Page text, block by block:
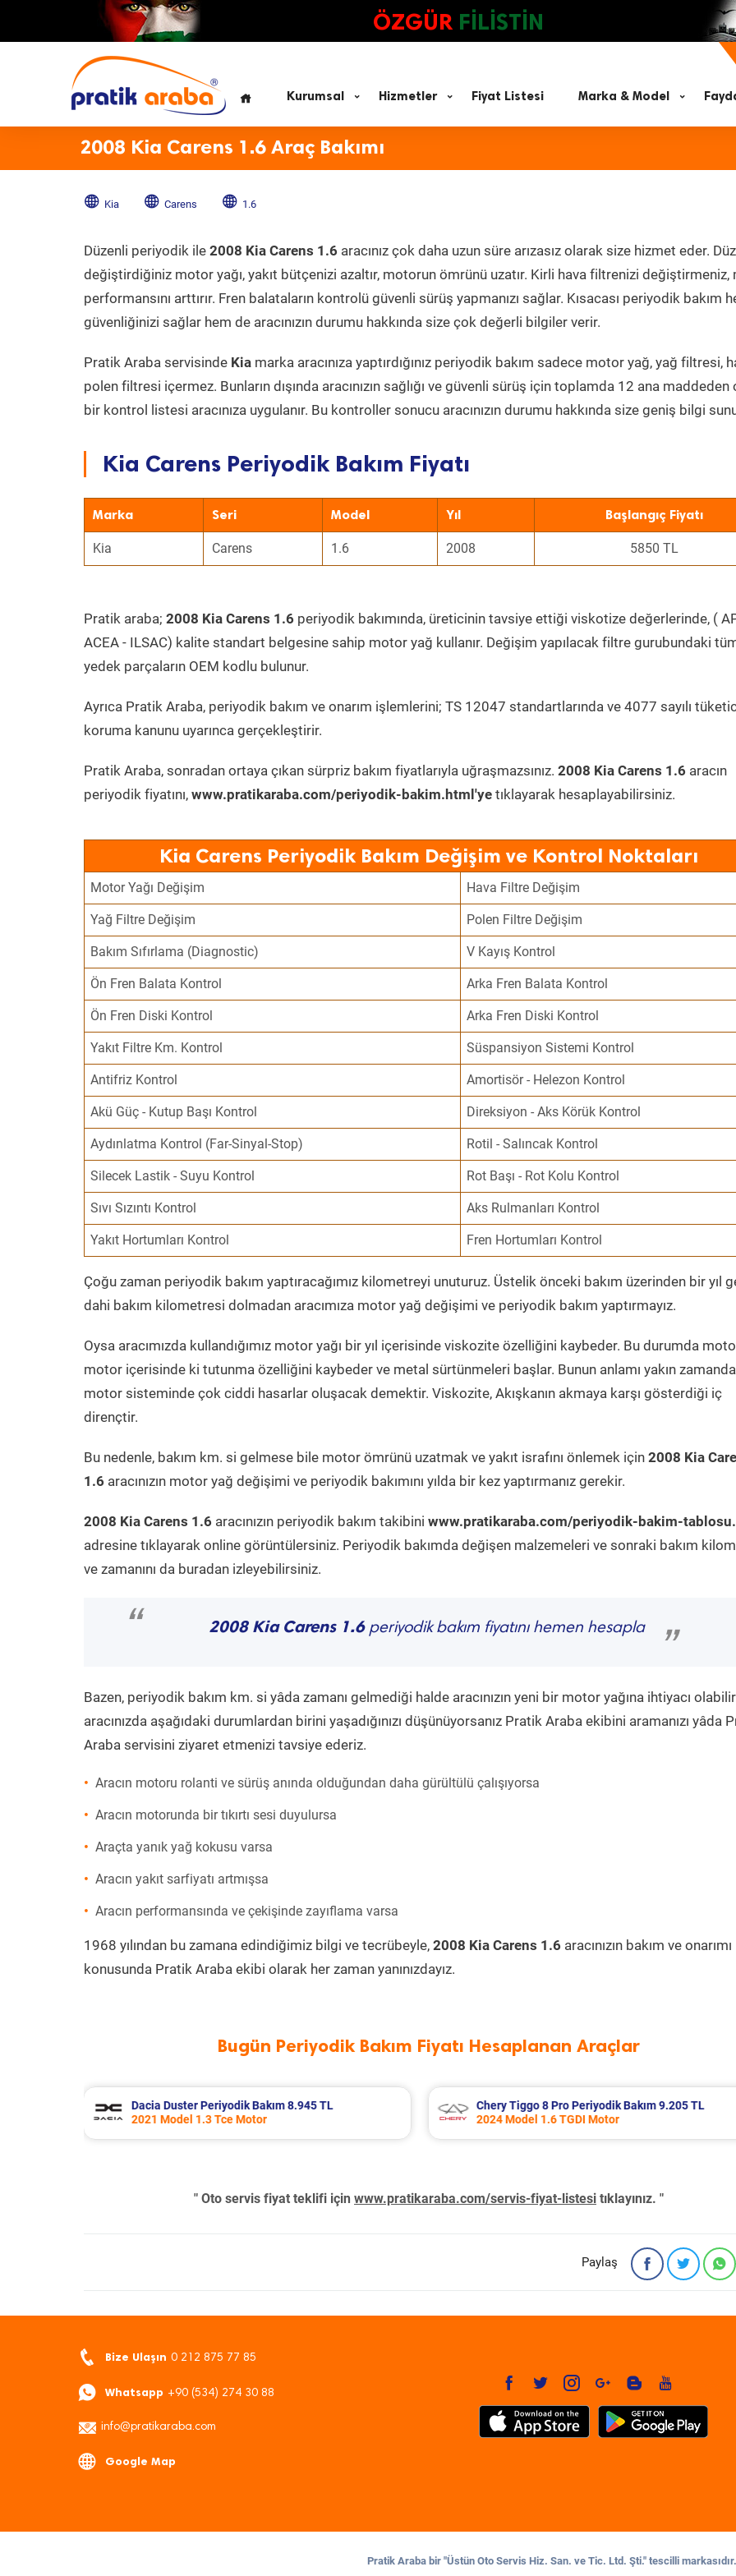
ÖZGÜR FİLİSTİN
Kurumsal Hizmetler Fiyat Listesi Marka & Model
2008 Kia Carens 1.6 Araç Bakımı
Kia Carens 1.6
Düzenli periyodik ile 2008 Kia Carens 1.6 aracınız çok daha uzun süre arızasız olarak size hizmet eder.
değiştirdiğiniz motor yağı, yakıt bütçenizi azaltır, motorun ömrünü uzatır. Kirli hava filtrenizi
performansını arttırır. Fren balataların kontrolü güvenli sürüş yapmanızı sağlar. Kısacası periyodik bakım
güvenliğinizi sağlar hem de aracınızın durumu hakkında size çok değerli bilgiler verir.
Pratik Araba servisinde Kia marka aracınıza yaptırdığınız periyodik bakım sadece motor yağ, yağ filtresi,
polen filtresi içermez. Bunların dışında aracınızın sağlığı ve güvenli sürüş için toplamda 12 ana maddeden
bir kontrol listesi aracınıza uygulanır. Bu kontroller sonucu aracınızın durumu hakkında size geniş bilgi
Kia Carens Periyodik Bakım Fiyatı
Marka Seri Model Yıl Başlangıç Fiyatı
Kia Carens 1.6 2008 5850 TL
Pratik araba; 2008 Kia Carens 1.6 periyodik bakımında, üreticinin tavsiye ettiği viskotize değerlerinde, (
ACEA - ILSAC) kalite standart belgesine sahip motor yağ kullanır. Değişim yapılacak filtre gurubundaki
yedek parçaların OEM kodlu bulunur.
Ayrıca Pratik Araba, periyodik bakım ve onarım işlemlerini; TS 12047 standartlarında ve 4077 sayılı
koruma kanunu uyarınca gerçekleştirir.
Pratik Araba, sonradan ortaya çıkan sürpriz bakım fiyatlarıyla uğraşmazsınız. 2008 Kia Carens 1.6 aracın
periyodik fiyatını, www.pratikaraba.com/periyodik-bakim.html'ye tıklayarak hesaplayabilirsiniz.
Kia Carens Periyodik Bakım Değişim ve Kontrol Noktaları
Motor Yağı Değişim Hava Filtre Değişim
Yağ Filtre Değişim Polen Filtre Değişim
Bakım Sıfırlama (Diagnostic) V Kayış Kontrol
Ön Fren Balata Kontrol Arka Fren Balata Kontrol
Ön Fren Diski Kontrol Arka Fren Diski Kontrol
Yakıt Filtre Km. Kontrol Süspansiyon Sistemi Kontrol
Antifriz Kontrol Amortisör - Helezon Kontrol
Akü Güç - Kutup Başı Kontrol Direksiyon - Aks Körük Kontrol
Aydınlatma Kontrol (Far-Sinyal-Stop) Rotil - Salıncak Kontrol
Silecek Lastik - Suyu Kontrol Rot Başı - Rot Kolu Kontrol
Sıvı Sızıntı Kontrol Aks Rulmanları Kontrol
Yakıt Hortumları Kontrol Fren Hortumları Kontrol
Çoğu zaman periyodik bakım yaptıracağımız kilometreyi unuturuz. Üstelik önceki bakım üzerinden bir yıl
dahi bakım kilometresi dolmadan aracımıza motor yağ değişimi ve periyodik bakım yaptırmayız.
Oysa aracımızda kullandığımız motor yağı bir yıl içerisinde viskozite özelliğini kaybeder. Bu durumda
motor içerisinde ki tutunma özelliğini kaybeder ve metal sürtünmeleri başlar. Bunun anlamı yakın zamanda
motor sisteminde çok ciddi hasarlar oluşacak demektir. Viskozite, Akışkanın akmaya karşı gösterdiği iç
dirençtir.
Bu nedenle, bakım km. si gelmese bile motor ömrünü uzatmak ve yakıt israfını önlemek için 2008 Kia
1.6 aracınızın motor yağ değişimi ve periyodik bakımını yılda bir kez yaptırmanız gerekir.
2008 Kia Carens 1.6 aracınızın periyodik bakım takibini www.pratikaraba.com/periyodik-bakim-
adresine tıklayarak online görüntülersiniz. Periyodik bakımda değişen malzemeleri ve sonraki bakım
ve zamanını da buradan izleyebilirsiniz.
“ 2008 Kia Carens 1.6 periyodik bakım fiyatını hemen hesapla
”
Bazen, periyodik bakım km. si yâda zamanı gelmediği halde aracınızın yeni bir motor yağına ihtiyacı
aracınızda aşağıdaki durumlardan birini yaşadığınızı düşünüyorsanız Pratik Araba ekibini aramanızı yâda
Araba servisini ziyaret etmenizi tavsiye ederiz.
Aracın motoru rolanti ve sürüş anında olduğundan daha gürültülü çalışıyorsa
Aracın motorunda bir tıkırtı sesi duyulursa
Araçta yanık yağ kokusu varsa
Aracın yakıt sarfiyatı artmışsa
Aracın performansında ve çekişinde zayıflama varsa
1968 yılından bu zamana edindiğimiz bilgi ve tecrübeyle, 2008 Kia Carens 1.6 aracınızın bakım ve onarımı
konusunda Pratik Araba ekibi olarak her zaman yanınızdayız.
Bugün Periyodik Bakım Fiyatı Hesaplanan Araçlar
Chery Tiggo 8 Pro Periyodik Bakım 9.205 TL
2024 Model 1.6 TGDI Motor
Citroen C3 Aircross Periyodik Bakım
2022 Model 1.2 Puretech Motor
" Oto servis fiyat teklifi için www.pratikaraba.com/servis-fiyat-listesi tıklayınız. "
Paylaş
Bize Ulaşın 0 212 875 77 85
Whatsapp +90 (534) 274 30 88
info@pratikaraba.com
Google Map
Pratik Araba bir "Üstün Oto Servis Hiz. San. ve Tic. Ltd. Şti." tescilli markasıdır.